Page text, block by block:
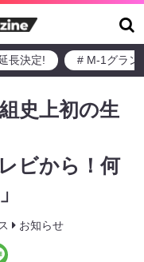
長決定! # M-1グラン
史上初の生
ビから！何
お知らせ